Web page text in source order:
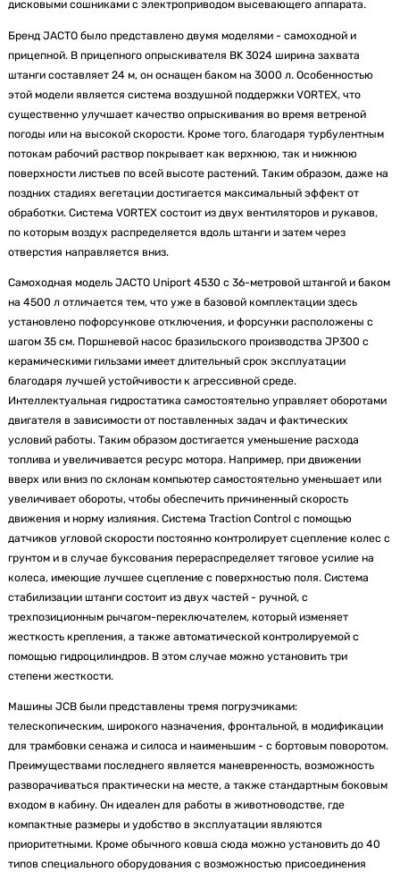
дисковыми сошниками с электроприводом высевающего аппарата.
Бренд JACTO было представлено двумя моделями - самоходной и
прицепной. В прицепного опрыскивателя BK 3024 ширина захвата
штанги составляет 24 м, он оснащен баком на 3000 л. Особенностью
этой модели является система воздушной поддержки VORTEX, что
существенно улучшает качество опрыскивания во время ветреной
погоды или на высокой скорости. Кроме того, благодаря турбулентным
потокам рабочий раствор покрывает как верхнюю, так и нижнюю
поверхности листьев по всей высоте растений. Таким образом, даже на
поздних стадиях вегетации достигается максимальный эффект от
обработки. Система VORTEX состоит из двух вентиляторов и рукавов,
по которым воздух распределяется вдоль штанги и затем через
отверстия направляется вниз.
Самоходная модель JACTO Uniport 4530 с 36-метровой штангой и баком
на 4500 л отличается тем, что уже в базовой комплектации здесь
установлено пофорсункове отключения, и форсунки расположены с
шагом 35 см. Поршневой насос бразильского производства JP300 с
керамическими гильзами имеет длительный срок эксплуатации
благодаря лучшей устойчивости к агрессивной среде.
Интеллектуальная гидростатика самостоятельно управляет оборотами
двигателя в зависимости от поставленных задач и фактических
условий работы. Таким образом достигается уменьшение расхода
топлива и увеличивается ресурс мотора. Например, при движении
вверх или вниз по склонам компьютер самостоятельно уменьшает или
увеличивает обороты, чтобы обеспечить причиненный скорость
движения и норму излияния. Система Traction Control с помощью
датчиков угловой скорости постоянно контролирует сцепление колес с
грунтом и в случае буксования перераспределяет тяговое усилие на
колеса, имеющие лучшее сцепление с поверхностью поля. Система
стабилизации штанги состоит из двух частей - ручной, с
трехпозиционным рычагом-переключателем, который изменяет
жесткость крепления, а также автоматической контролируемой с
помощью гидроцилиндров. В этом случае можно установить три
степени жесткости.
Машины JCB были представлены тремя погрузчиками:
телескопическим, широкого назначения, фронтальной, в модификации
для трамбовки сенажа и силоса и наименьшим - с бортовым поворотом.
Преимуществами последнего является маневренность, возможность
разворачиваться практически на месте, а также стандартным боковым
входом в кабину. Он идеален для работы в животноводстве, где
компактные размеры и удобство в эксплуатации являются
приоритетными. Кроме обычного ковша сюда можно установить до 40
типов специального оборудования с возможностью присоединения